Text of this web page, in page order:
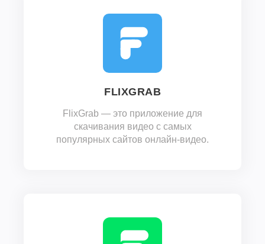
FLIXGRAB
FlixGrab — это приложение для
скачивания видео с самых
популярных сайтов онлайн-видео.